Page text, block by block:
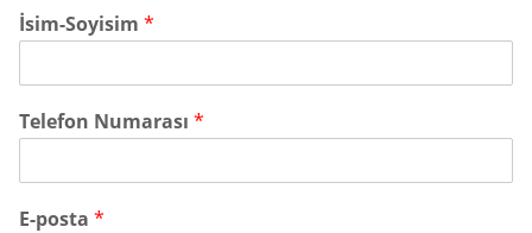
İsim-Soyisim *
Telefon Numarası *
E-posta *